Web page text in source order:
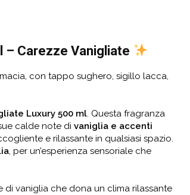
– Carezze Vanigliate
con tappo sughero, sigillo lacca,
Luxury 500 ml. Questa fragranza
calde note di vaniglia e accenti
e rilassante in qualsiasi spazio.
, per un’esperienza sensoriale che
vaniglia che dona un clima rilassante